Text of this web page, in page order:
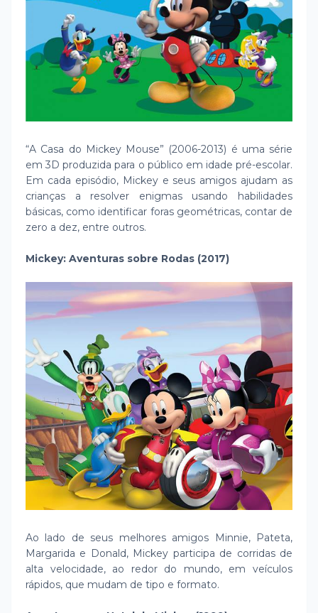
“A Casa do Mickey Mouse” (2006-2013) é uma série
em 3D produzida para o público em idade pré-escolar.
Em cada episódio, Mickey e seus amigos ajudam as
crianças a resolver enigmas usando habilidades
básicas, como identificar foras geométricas, contar de
zero a dez, entre outros.
Mickey: Aventuras sobre Rodas (2017)
Ao lado de seus melhores amigos Minnie, Pateta,
Margarida e Donald, Mickey participa de corridas de
alta velocidade, ao redor do mundo, em veículos
rápidos, que mudam de tipo e formato.